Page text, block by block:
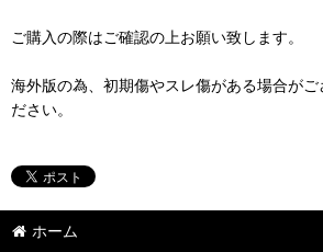
ご購入の際はご確認の上お願い致します。
海外版の為、初期傷やスレ傷がある場合がご
ださい。
ホーム